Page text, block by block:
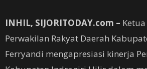
INHIL, SIJORITODAY.com –
Perwakilan Rakyat Daerah
Ferryandi mengapresiasi kinerja